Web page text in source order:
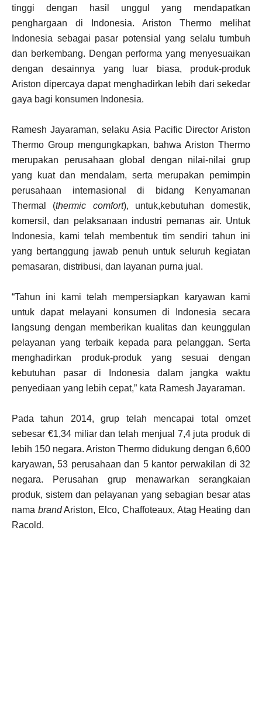
tinggi dengan hasil unggul yang mendapatkan
penghargaan di Indonesia. Ariston Thermo melihat
Indonesia sebagai pasar potensial yang selalu tumbuh
dan berkembang. Dengan performa yang menyesuaikan
dengan desainnya yang luar biasa, produk-produk
Ariston dipercaya dapat menghadirkan lebih dari sekedar
gaya bagi konsumen Indonesia.
Ramesh Jayaraman, selaku Asia Pacific Director Ariston
Thermo Group mengungkapkan, bahwa Ariston Thermo
merupakan perusahaan global dengan nilai-nilai grup
yang kuat dan mendalam, serta merupakan pemimpin
perusahaan internasional di bidang Kenyamanan
Thermal (thermic comfort), untuk,kebutuhan domestik,
komersil, dan pelaksanaan industri pemanas air. Untuk
Indonesia, kami telah membentuk tim sendiri tahun ini
yang bertanggung jawab penuh untuk seluruh kegiatan
pemasaran, distribusi, dan layanan purna jual.
“Tahun ini kami telah mempersiapkan karyawan kami
untuk dapat melayani konsumen di Indonesia secara
langsung dengan memberikan kualitas dan keunggulan
pelayanan yang terbaik kepada para pelanggan. Serta
menghadirkan produk-produk yang sesuai dengan
kebutuhan pasar di Indonesia dalam jangka waktu
penyediaan yang lebih cepat,” kata Ramesh Jayaraman.
Pada tahun 2014, grup telah mencapai total omzet
sebesar €1,34 miliar dan telah menjual 7,4 juta produk di
lebih 150 negara. Ariston Thermo didukung dengan 6,600
karyawan, 53 perusahaan dan 5 kantor perwakilan di 32
negara. Perusahan grup menawarkan serangkaian
produk, sistem dan pelayanan yang sebagian besar atas
nama brandAriston, Elco, Chaffoteaux, Atag Heating dan
Racold.